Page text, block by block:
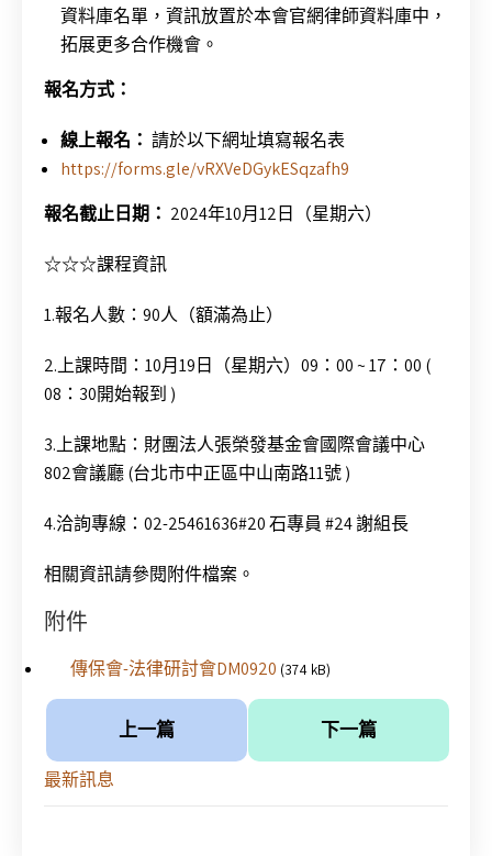
資料庫名單，資訊放置於本會官網律師資料庫中，
拓展更多合作機會。
報名方式：
線上報名： 請於以下網址填寫報名表
https://forms.gle/vRXVeDGykESqzafh9
報名截止日期： 2024年10月12日（星期六）
☆☆☆課程資訊
1.報名人數：90人（額滿為止）
2.上課時間：10月19日（星期六）09：00 ~ 17：00 (
08：30開始報到 )
3.上課地點：財團法人張榮發基金會國際會議中心
802會議廳 (台北市中正區中山南路11號 )
4.洽詢專線：02-25461636#20 石專員 #24 謝組長
相關資訊請參閱附件檔案。
附件
傳保會-法律研討會DM0920 (374 kB)
上一篇 下一篇
最新訊息